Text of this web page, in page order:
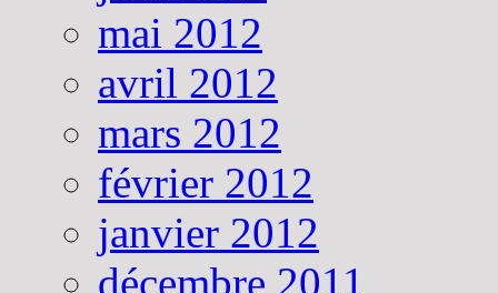
mai 2012
avril 2012
mars 2012
février 2012
janvier 2012
décembre 2011